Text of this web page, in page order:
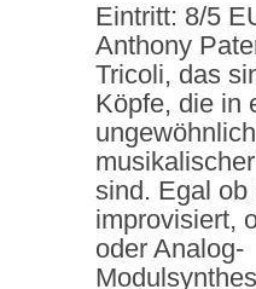
Eintritt: 8/5
Anthony
Tricoli, das
Köpfe, die in
sind. Egal ob
improvisiert,
oder Analog-